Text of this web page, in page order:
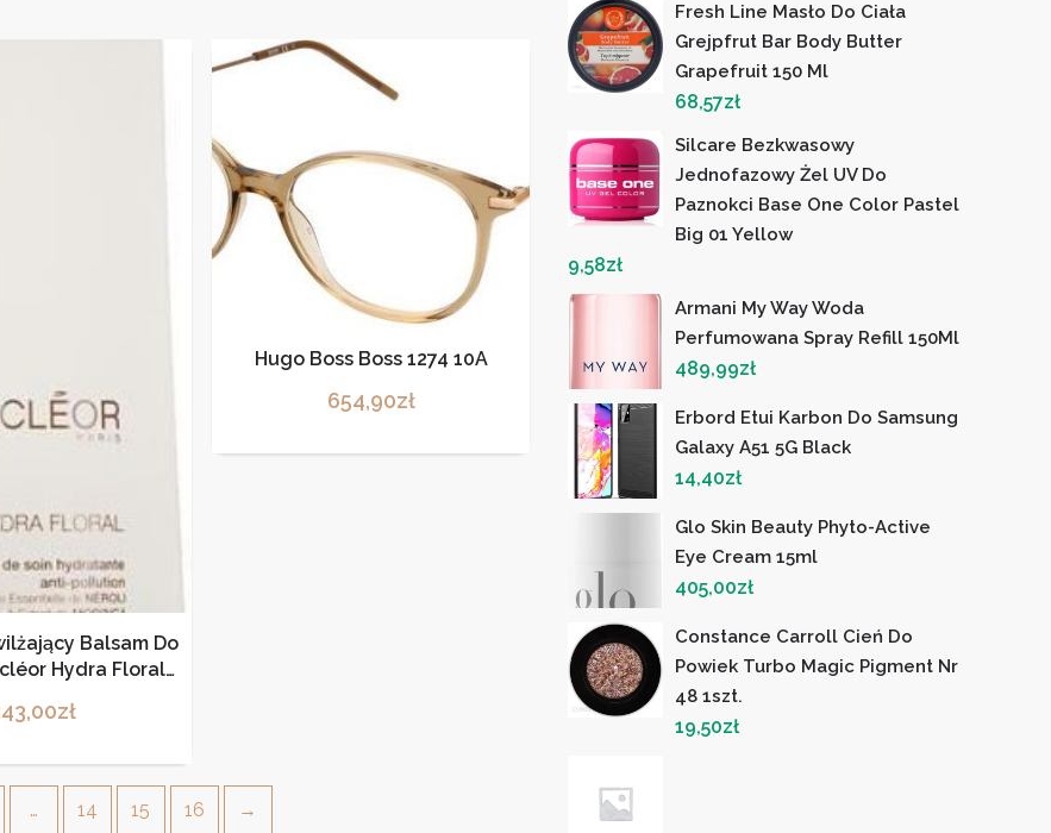
Balsam Do
Hydra Floral
100 Ml
zł
Hugo Boss Boss 1274 10A
654,90zł
… 14 15 16 →
Fresh Line Masło Do Ciała
Grejpfrut Bar Body Butter
Grapefruit 150 Ml
68,57zł
Silcare Bezkwasowy
Jednofazowy Żel UV Do
Paznokci Base One Color Pastel
Big 01 Yellow
9,58zł
Armani My Way Woda
Perfumowana Spray Refill 150Ml
489,99zł
Erbord Etui Karbon Do Samsung
Galaxy A51 5G Black
14,40zł
Glo Skin Beauty Phyto-Active
Eye Cream 15ml
405,00zł
Constance Carroll Cień Do
Powiek Turbo Magic Pigment Nr
48 1szt.
19,50zł